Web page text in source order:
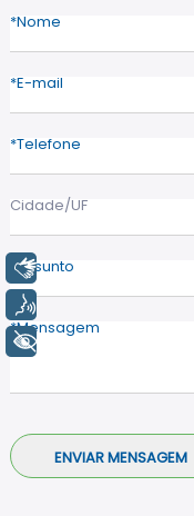
Nome
E-mail
Telefone
Cidade/UF
Assunto
Mensagem
Libras
+ Acessibilidade